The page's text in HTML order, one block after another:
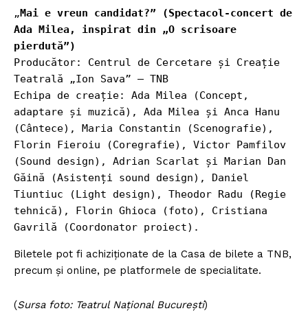
„Mai e vreun candidat?” (Spectacol-concert de
Ada Milea, inspirat din „O scrisoare
pierdută”)
Producător: Centrul de Cercetare și Creație
Teatrală „Ion Sava” – TNB
Echipa de creație: Ada Milea (Concept,
adaptare și muzică), Ada Milea și Anca Hanu
(Cântece), Maria Constantin (Scenografie),
Florin Fieroiu (Coregrafie), Victor Pamfilov
(Sound design), Adrian Scarlat și Marian Dan
Găină (Asistenți sound design), Daniel
Tiuntiuc (Light design), Theodor Radu (Regie
tehnică), Florin Ghioca (foto), Cristiana
Gavrilă (Coordonator proiect).
Biletele pot fi achiziționate de la Casa de bilete a TNB,
precum și online, pe platformele de specialitate.
(Sursa foto: Teatrul Național București)